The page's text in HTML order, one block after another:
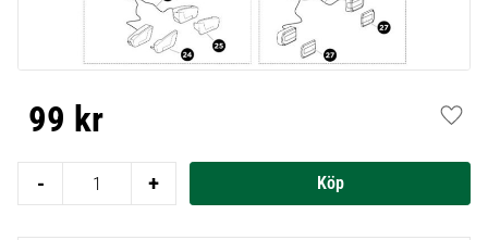
99 kr
+
-